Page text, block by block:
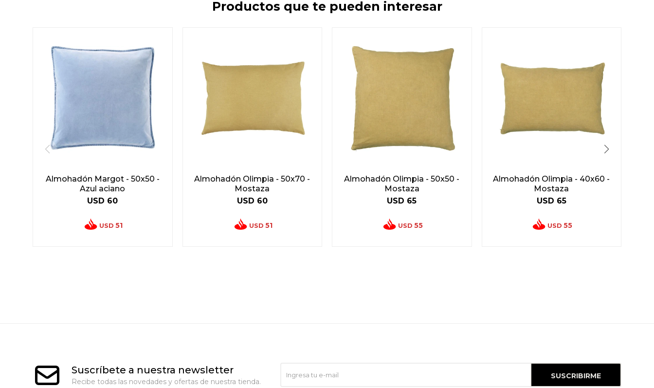
Productos que te pueden interesar
Almohadón Margot - 50x50 -
Azul aciano
USD 60
USD 51
Almohadón Olimpia - 50x70 -
Mostaza
USD 60
USD 51
Almohadón Olimpia - 50x50 -
Mostaza
USD 65
USD 55
Almohadón Olimpia - 40x60 -
Mostaza
USD 65
USD 55
Suscríbete a nuestra newsletter
Recibe todas las novedades y ofertas de nuestra tienda.
SUSCRIBIRME